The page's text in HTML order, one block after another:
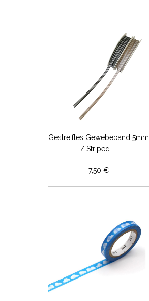
Gestreiftes Gewebeband 5mm
/ Striped ...
7,50 €